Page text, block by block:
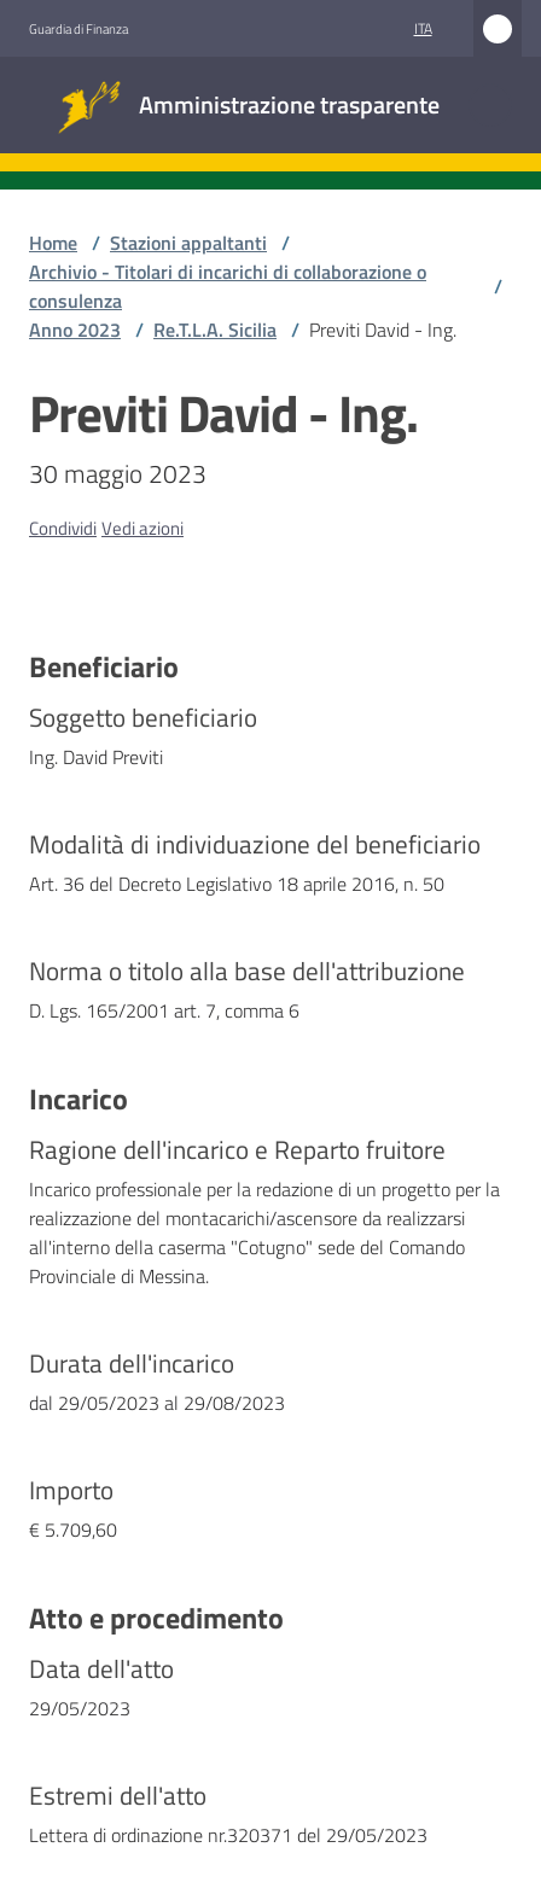
Guardia di Finanza ITA
Amministrazione trasparente
trasparente
Accesso
civico
Stazioni
appaltanti
Home / Stazioni appaltanti /
Archivio - Titolari di incarichi di collaborazione o
consulenza
/
Anno 2023 / Re.T.L.A. Sicilia / Previti David - Ing.
Salta al contenuto
Previti David - Ing.
30 maggio 2023
CondividiVedi azioni
Beneficiario
Soggetto beneficiario
Ing. David Previti
Modalità di individuazione del beneficiario
Art. 36 del Decreto Legislativo 18 aprile 2016, n. 50
Norma o titolo alla base dell'attribuzione
D. Lgs. 165/2001 art. 7, comma 6
Incarico
Ragione dell'incarico e Reparto fruitore
Incarico professionale per la redazione di un progetto per la
realizzazione del montacarichi/ascensore da realizzarsi
all'interno della caserma "Cotugno" sede del Comando
Provinciale di Messina.
Durata dell'incarico
dal 29/05/2023 al 29/08/2023
Importo
€ 5.709,60
Atto e procedimento
Data dell'atto
29/05/2023
Estremi dell'atto
Lettera di ordinazione nr.320371 del 29/05/2023